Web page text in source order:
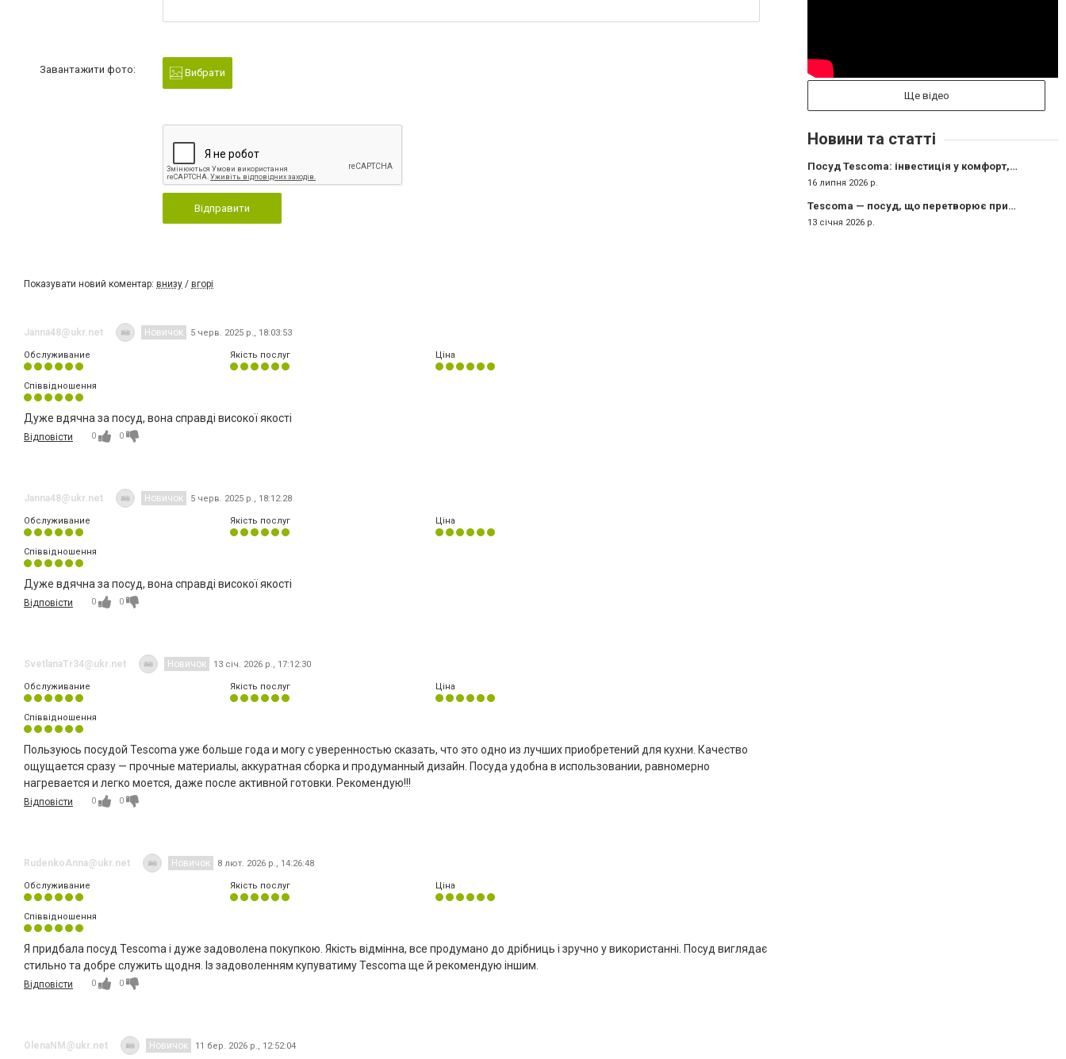
Завантажити фото: Вибрати
Відправити
Показувати новий коментар: внизу / вгорі
Janna48@ukr.net Новичок 5 черв. 2025 р., 18:03:53
Обслуживание Якість послуг Ціна
Співвідношення
Дуже вдячна за посуд, вона справді високої якості
Відповісти 0 0
Janna48@ukr.net Новичок 5 черв. 2025 р., 18:12:28
Обслуживание Якість послуг Ціна
Співвідношення
Дуже вдячна за посуд, вона справді високої якості
Відповісти 0 0
SvetlanaTr34@ukr.net Новичок 13 січ. 2026 р., 17:12:30
Обслуживание Якість послуг Ціна
Співвідношення
Пользуюсь посудой Tescoma уже больше года и могу с уверенностью сказать, что это одно из лучших приобретений для кухни. Качество
ощущается сразу — прочные материалы, аккуратная сборка и продуманный дизайн. Посуда удобна в использовании, равномерно
нагревается и легко моется, даже после активной готовки. Рекомендую!!!
Відповісти 0 0
RudenkoAnna@ukr.net Новичок 8 лют. 2026 р., 14:26:48
Обслуживание Якість послуг Ціна
Співвідношення
Я придбала посуд Tescoma і дуже задоволена покупкою. Якість відмінна, все продумано до дрібниць і зручно у використанні. Посуд виглядає
стильно та добре служить щодня. Із задоволенням купуватиму Tescoma ще й рекомендую іншим.
Відповісти 0 0
OlenaNM@ukr.net Новичок 11 бер. 2026 р., 12:52:04
Ще відео
Новини та статті
Посуд Tescoma: інвестиція у комфорт, якість і задоволення від приготування
16 липня 2026 р.
Tescoma — посуд, що перетворює приготування їжі на задоволення
13 січня 2026 р.